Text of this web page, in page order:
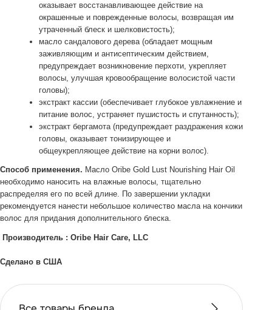
оказывает восстанавливающее действие на
окрашенные и поврежденные волосы, возвращая им
утраченный блеск и шелковистость);
масло сандалового дерева (обладает мощным
заживляющим и антисептическим действием,
предупреждает возникновение перхоти, укрепляет
волосы, улучшая кровообращение волосистой части
головы);
экстракт кассии (обеспечивает глубокое увлажнение и
питание волос, устраняет пушистость и спутанность);
экстракт бергамота (предупреждает раздражения кожи
головы, оказывает тонизирующее и
общеукрепляющее действие на корни волос).
Способ применения. Масло Oribe Gold Lust Nourishing Hair Oil
необходимо наносить на влажные волосы, тщательно
распределяя его по всей длине. По завершении укладки
рекомендуется нанести небольшое количество масла на кончики
волос для придания дополнительного блеска.
Производитель : Oribe Hair Care, LLC
Сделано в США